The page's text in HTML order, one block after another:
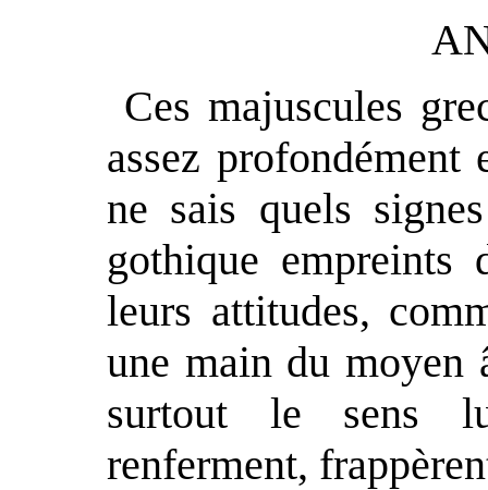
Ces majuscules
assez
ne sais quels
gothique empreints
leurs attitudes,
une main du moyen
surtout le sens
renferment,